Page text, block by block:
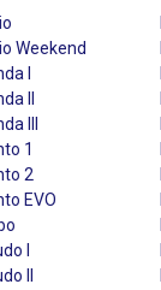
Weekend
I
II
III
1
2
EVO
I
II